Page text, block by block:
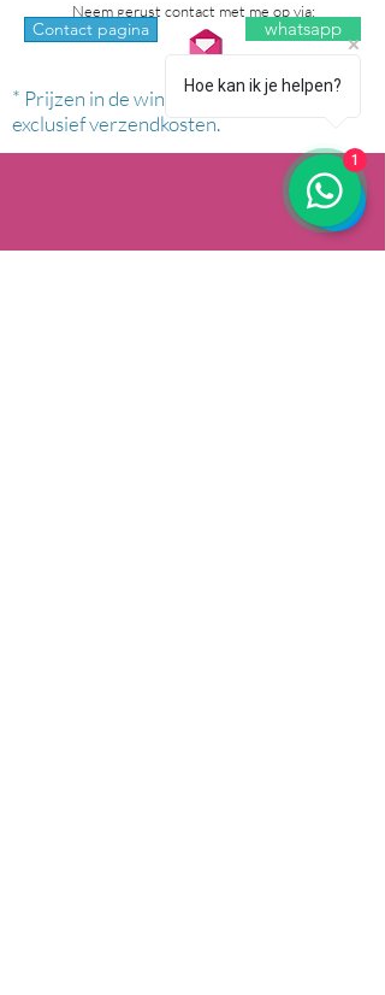
Neem gerust contact met me op via:
Contact pagina whatsapp
* Prijzen in de winkel zijn inclusief btw en
exclusief verzendkosten.
Hoe kan ik je helpen?
1